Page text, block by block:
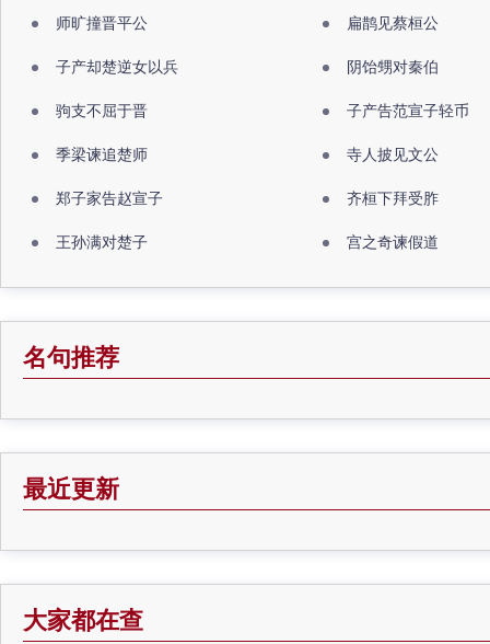
师旷撞晋平公 扁鹊见蔡桓公
子产却楚逆女以兵 阴饴甥对秦伯
驹支不屈于晋 子产告范宣子轻币
季梁谏追楚师 寺人披见文公
郑子家告赵宣子 齐桓下拜受胙
王孙满对楚子 宫之奇谏假道
名句推荐
最近更新
大家都在查